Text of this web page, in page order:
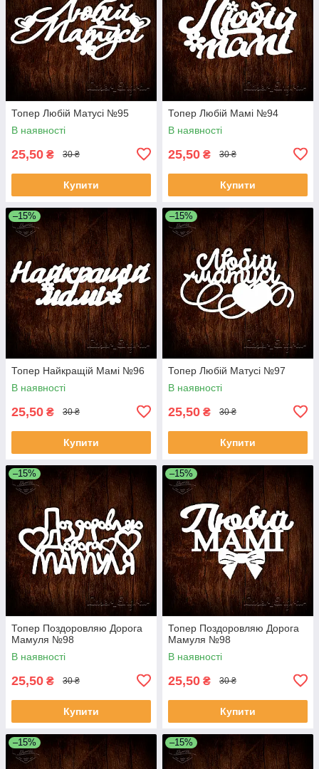
Топер Любій Матусі №95
В наявності
25,50 ₴ 30 ₴
Купити
Топер Любій Мамі №94
В наявності
25,50 ₴ 30 ₴
Купити
–15%
Топер Найкращій Мамі №96
В наявності
25,50 ₴ 30 ₴
Купити
–15%
Топер Любій Матусі №97
В наявності
25,50 ₴ 30 ₴
Купити
–15%
Топер Поздоровляю Дорога
Мамуля №98
В наявності
25,50 ₴ 30 ₴
Купити
–15%
Топер Поздоровляю Дорога
Мамуля №98
В наявності
25,50 ₴ 30 ₴
Купити
–15% –15%